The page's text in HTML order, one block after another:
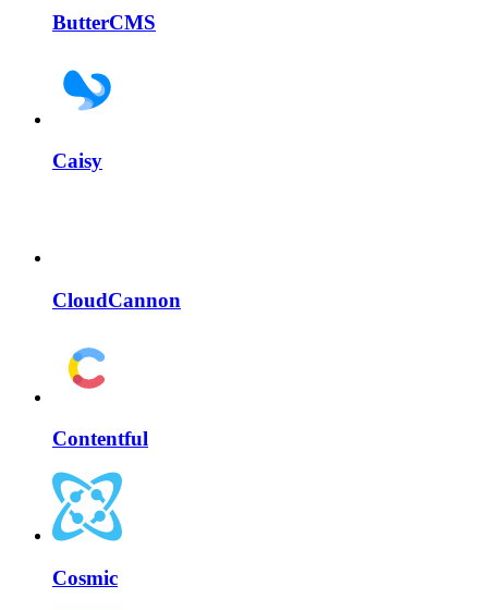
ButterCMS
Caisy
CloudCannon
Contentful
Cosmic